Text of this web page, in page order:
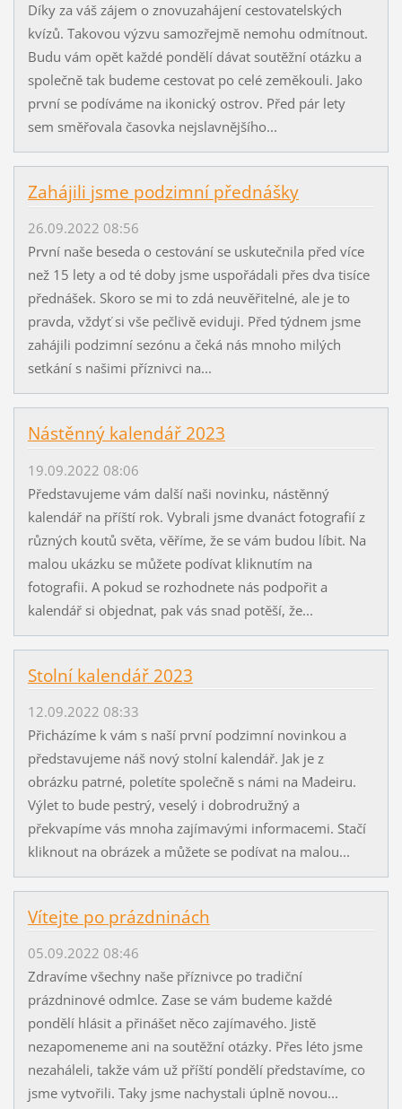
Díky za váš zájem o znovuzahájení cestovatelských
kvízů. Takovou výzvu samozřejmě nemohu odmítnout.
Budu vám opět každé pondělí dávat soutěžní otázku a
společně tak budeme cestovat po celé zeměkouli. Jako
první se podíváme na ikonický ostrov. Před pár lety
sem směřovala časovka nejslavnějšího...
Zahájili jsme podzimní přednášky
26.09.2022 08:56
První naše beseda o cestování se uskutečnila před více
než 15 lety a od té doby jsme uspořádali přes dva tisíce
přednášek. Skoro se mi to zdá neuvěřitelné, ale je to
pravda, vždyť si vše pečlivě eviduji. Před týdnem jsme
zahájili podzimní sezónu a čeká nás mnoho milých
setkání s našimi příznivci na...
Nástěnný kalendář 2023
19.09.2022 08:06
Představujeme vám další naši novinku, nástěnný
kalendář na příští rok. Vybrali jsme dvanáct fotografií z
různých koutů světa, věříme, že se vám budou líbit. Na
malou ukázku se můžete podívat kliknutím na
fotografii. A pokud se rozhodnete nás podpořit a
kalendář si objednat, pak vás snad potěší, že...
Stolní kalendář 2023
12.09.2022 08:33
Přicházíme k vám s naší první podzimní novinkou a
představujeme náš nový stolní kalendář. Jak je z
obrázku patrné, poletíte společně s námi na Madeiru.
Výlet to bude pestrý, veselý i dobrodružný a
překvapíme vás mnoha zajímavými informacemi. Stačí
kliknout na obrázek a můžete se podívat na malou...
Vítejte po prázdninách
05.09.2022 08:46
Zdravíme všechny naše příznivce po tradiční
prázdninové odmlce. Zase se vám budeme každé
pondělí hlásit a přinášet něco zajímavého. Jistě
nezapomeneme ani na soutěžní otázky. Přes léto jsme
nezaháleli, takže vám už příští pondělí představíme, co
jsme vytvořili. Taky jsme nachystali úplně novou...